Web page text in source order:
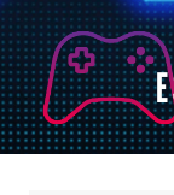
Saltar
al
contenido